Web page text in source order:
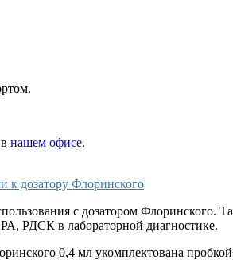
нашем офисе.
к дозатору Флоринского
с дозатором Флоринского.
РДСК в лабораторной диагностике.
0,4 мл укомплектована